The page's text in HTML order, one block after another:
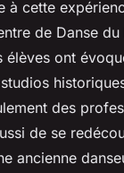
à cette
de Danse
élèves ont
des
de se
ancienne